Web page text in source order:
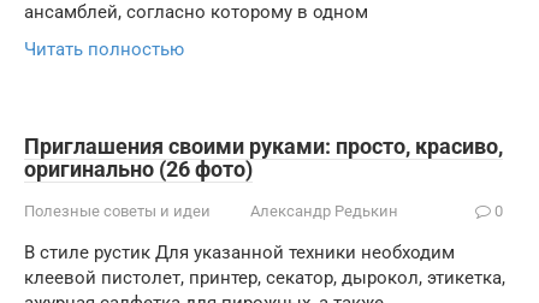
ансамблей, согласно которому в одном
Читать полностью
Приглашения своими руками: просто, красиво,
оригинально (26 фото)
Полезные советы и идеи Александр Редькин 0
В стиле рустик Для указанной техники необходим
клеевой пистолет, принтер, секатор, дырокол, этикетка,